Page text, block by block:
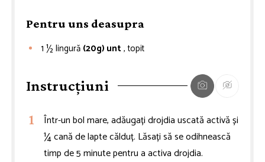
Pentru uns deasupra
1 ½lingură (20g) unt, topit
Instrucțiuni
Într-un bol mare, adăugați drojdia uscată activă și
¼ cană de lapte călduț. Lăsați să se odihnească
timp de 5 minute pentru a activa drojdia.